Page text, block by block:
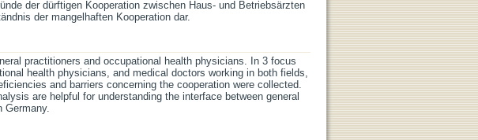
der dürftigen Kooperation zwischen Haus- und Betriebsärzten
der mangelhaften Kooperation dar.
practitioners and occupational health physicians. In 3 focus
health physicians, and medical doctors working in both fields,
and barriers concerning the cooperation were collected.
are helpful for understanding the interface between general
Germany.